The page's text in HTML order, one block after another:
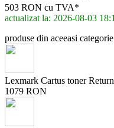
503 RON cu TVA*
actualizat la: 2026-08-03
produse din aceeasi
Lexmark Cartus toner
1079 RON